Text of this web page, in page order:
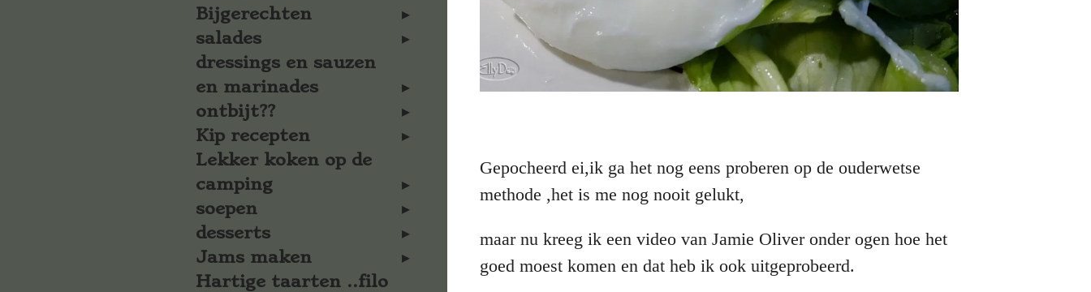
Gepocheerd ei,ik ga het nog eens proberen op de ouderwetse
methode ,het is me nog nooit gelukt,
maar nu kreeg ik een video van Jamie Oliver onder ogen hoe het
goed moest komen en dat heb ik ook uitgeprobeerd.
Bijgerechten
salades
dressings en sauzen
en marinades
ontbijt??
Kip recepten
Lekker koken op de
camping
soepen
desserts
Jams maken
Hartige taarten ..filo